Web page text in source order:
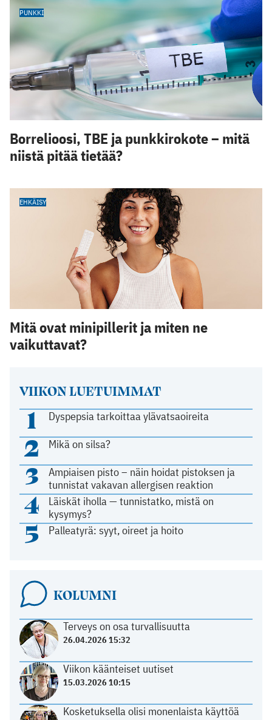
VIIKON LUETUIMMAT
1 Dyspepsia tarkoittaa ylävatsaoireita
2 Mikä on silsa?
3
Ampiaisen pisto – näin hoidat pistoksen ja
tunnistat vakavan allergisen reaktion
4
Läiskät iholla — tunnistatko, mistä on
kysymys?
5 Palleatyrä: syyt, oireet ja hoito
KOLUMNI
Terveys on osa turvallisuutta
26.04.2026 15:32
Viikon käänteiset uutiset
15.03.2026 10:15
Kosketuksella olisi monenlaista käyttöä
PUNKKI
Borrelioosi, TBE ja punkkirokote – mitä
niistä pitää tietää?
EHKÄISY
Mitä ovat minipillerit ja miten ne
vaikuttavat?